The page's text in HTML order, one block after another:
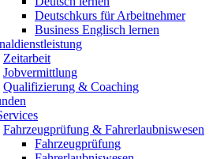
Deutschkurs für Arbeitnehmer
Business Englisch lernen
Zeitarbeit
Jobvermittlung
Qualifizierung & Coaching
Fahrzeugprüfung & Fahrerlaubniswesen
Fahrzeugprüfung